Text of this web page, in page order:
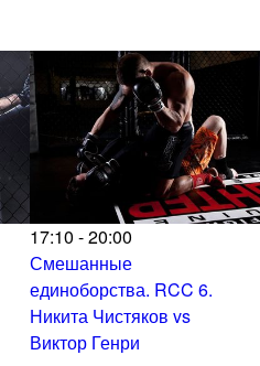
17:10 - 20:00
Смешанные
единоборства. RCC 6.
Никита Чистяков vs
Виктор Генри